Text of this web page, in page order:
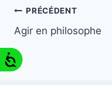
PRÉCÉDENT
Agir en philosophe